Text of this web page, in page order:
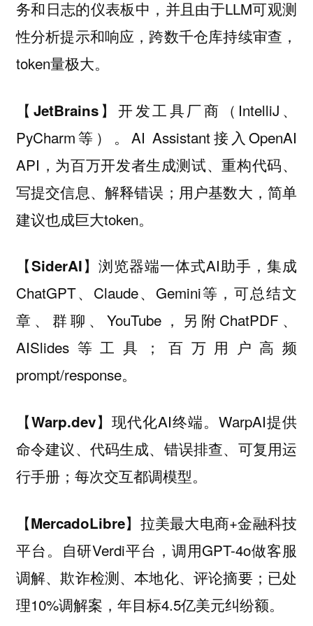
务和日志的仪表板中，并且由于LLM可观测
性分析提示和响应，跨数千仓库持续审查，
token量极大。
【JetBrains】 开发工具厂商（IntelliJ、
PyCharm等）。AI Assistant接入OpenAI
API，为百万开发者生成测试、重构代码、
写提交信息、解释错误；用户基数大，简单
建议也成巨大token。
【SiderAI】 浏览器端一体式AI助手，集成
ChatGPT、Claude、Gemini等，可总结文
章、群聊、YouTube，另附ChatPDF、
AISlides等工具；百万用户高频
prompt/response。
【Warp.dev】 现代化AI终端。WarpAI提供
命令建议、代码生成、错误排查、可复用运
行手册；每次交互都调模型。
【MercadoLibre】 拉美最大电商+金融科技
平台。自研Verdi平台，调用GPT-4o做客服
调解、欺诈检测、本地化、评论摘要；已处
理10%调解案，年目标4.5亿美元纠纷额。